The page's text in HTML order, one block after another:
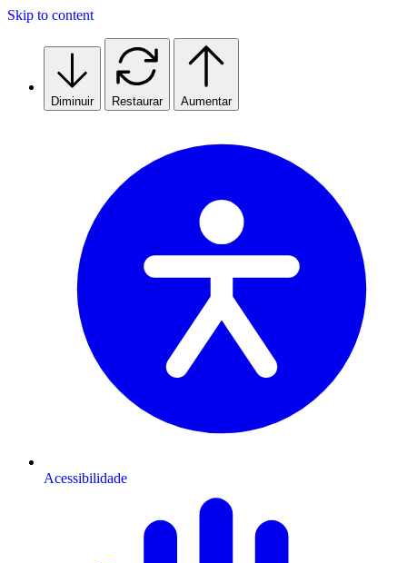
Skip to content
Diminuir Restaurar Aumentar
Acessibilidade